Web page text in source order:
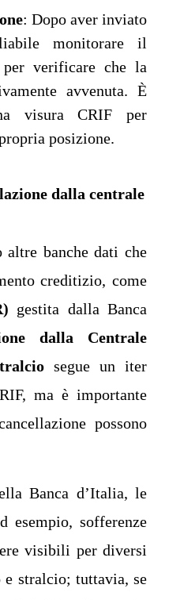
: Dopo aver inviato
monitorare il
verificare che la
avvenuta. È
visura CRIF per
posizione.
dalla centrale
altre banche dati che
creditizio, come
gestita dalla Banca
dalla Centrale
segue un iter
ma è importante
possono
Banca d’Italia, le
esempio, sofferenze
visibili per diversi
e stralcio; tuttavia, se